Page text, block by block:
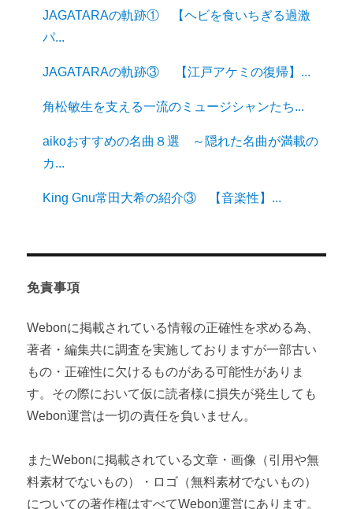
JAGATARAの軌跡① 【ヘビを食いちぎる過激
パ...
JAGATARAの軌跡③ 【江戸アケミの復帰】...
角松敏生を支える一流のミュージシャンたち...
aikoおすすめの名曲８選 ～隠れた名曲が満載の
カ...
King Gnu常田大希の紹介③ 【音楽性】...
免責事項
Webonに掲載されている情報の正確性を求める為、
著者・編集共に調査を実施しておりますが一部古い
もの・正確性に欠けるものがある可能性がありま
す。その際において仮に読者様に損失が発生しても
Webon運営は一切の責任を負いません。
またWebonに掲載されている文章・画像（引用や無
料素材でないもの）・ロゴ（無料素材でないもの）
についての著作権はすべてWebon運営にあります。